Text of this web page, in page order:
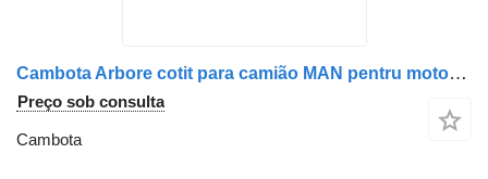
Cambota Arbore cotit para camião MAN pentru motor diesel, coduri 51021006022, 51021006068, 51021009022
Preço sob consulta
Cambota